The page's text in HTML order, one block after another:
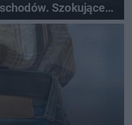
Szokujące
po sieci